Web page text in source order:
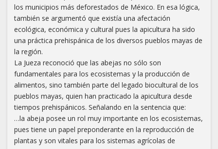
los municipios más deforestados de México. En esa lógica,
también se argumentó que existía una afectación
ecológica, económica y cultural pues la apicultura ha sido
una práctica prehispánica de los diversos pueblos mayas de
la región.
La Jueza reconoció que las abejas no sólo son
fundamentales para los ecosistemas y la producción de
alimentos, sino también parte del legado biocultural de los
pueblos mayas, quien han practicado la apicultura desde
tiempos prehispánicos. Señalando en la sentencia que:
…la abeja posee un rol muy importante en los ecosistemas,
pues tiene un papel preponderante en la reproducción de
plantas y son vitales para los sistemas agrícolas de